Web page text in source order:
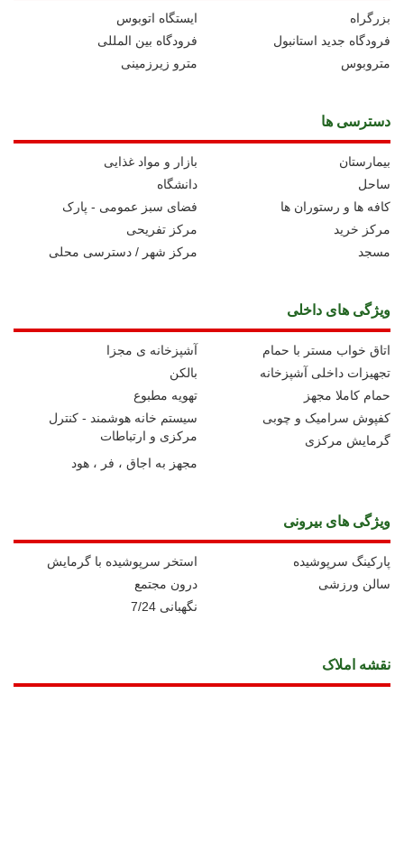
ايستگاه اتوبوس
بزرگراه
فرودگاه بین المللی
فرودگاه جدید استانبول
مترو زیرزمینی
متروبوس
دسترسی ها
بازار و مواد غذایی
بیمارستان
دانشگاه
ساحل
فضای سبز عمومی - پارک
کافه ها و رستوران ها
مرکز تفریحی
مرکز خرید
مرکز شهر / دسترسی محلی
مسجد
ویژگی های داخلی
آشپزخانه ی مجزا
اتاق خواب مستر با حمام
بالکن
تجهیزات داخلی آشپزخانه
تهویه مطبوع
حمام کاملا مجهز
سیستم خانه هوشمند - کنترل
مرکزی و ارتباطات
کفپوش سرامیک و چوبی
گرمایش مرکزی
مجهز به اجاق ، فر ، هود
ویژگی های بیرونی
استخر سرپوشیده با گرمایش
پارکینگ سرپوشیده
درون مجتمع
سالن ورزشی
نگهبانی 7/24
نقشه املاک